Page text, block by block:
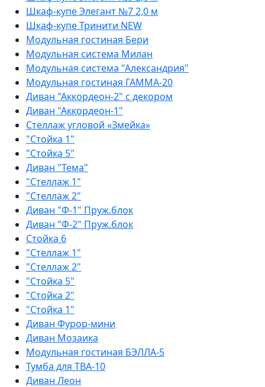
Шкаф-купе Элегант №7 2,0 м
Шкаф-купе Тринити NEW
Модульная гостиная Бери
Модульная система Милан
Модульная система "Александрия"
Модульная гостиная ГАММА-20
Диван "Аккордеон-2" с декором
Диван "Аккордеон-1"
Стеллаж угловой «Змейка»
"Стойка 1"
"Стойка 5"
Диван "Тема"
"Стеллаж 1"
"Стеллаж 2"
Диван "Ф-1" Пруж.блок
Диван "Ф-2" Пруж.блок
Стойка 6
"Стеллаж 1"
"Стеллаж 2"
"Стойка 5"
"Стойка 2"
"Стойка 1"
Диван Фурор-мини
Диван Мозаика
Модульная гостиная БЭЛЛА-5
Тумба для ТВА-10
Диван Леон